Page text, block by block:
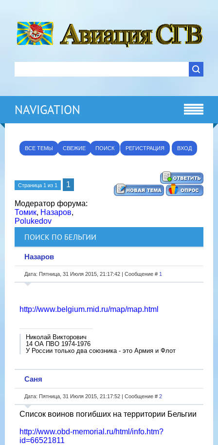
NAVIGATION
ВСЕ ТЕМЫ СВЕЖИЕ ПОИСК РЕГИСТРАЦИЯ ВХОД
Страница 1 из 1 1
Модератор форума:
Томик, Назаров,
Polukedov
ПОИСК ПО БЕЛЬГИИ
Назаров
Дата: Пятница, 31 Июля 2015, 21:17:42 | Сообщение # 1
http://www.belgium.mid.ru/map/map.html
Николай Викторович
14 ОА ПВО 1974-1976
У России только два союзника - это Армия и Флот
Саня
Дата: Пятница, 31 Июля 2015, 21:17:52 | Сообщение # 2
Список воинов погибших на территории Бельгии
http://www.obd-memorial.ru/html/info.htm?
id=66521811